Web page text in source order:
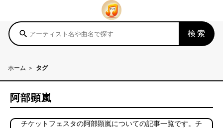
search 検索
ホーム タグ
阿部顕嵐
チケットフェスタの阿部顕嵐についての記事一覧です。チ